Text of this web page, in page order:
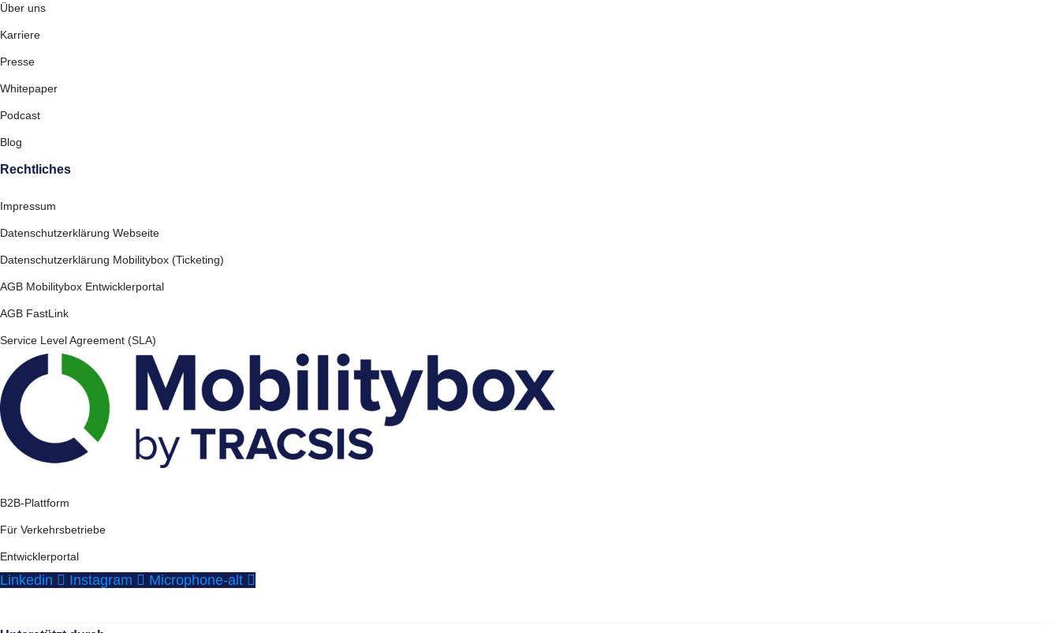
Über uns
Karriere
Presse
Whitepaper
Podcast
Blog
Rechtliches
Impressum
Datenschutzerklärung Webseite
Datenschutzerklärung Mobilitybox (Ticketing)
AGB Mobilitybox Entwicklerportal
AGB FastLink
Service Level Agreement (SLA)
B2B-Plattform
Für Verkehrsbetriebe
Entwicklerportal
Linkedin Instagram Microphone-alt